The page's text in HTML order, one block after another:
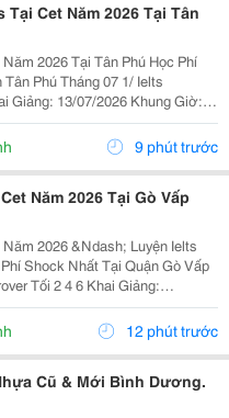
Cet Năm 2026 Tại Tân
2026 Tại Tân Phú Học Phí
07 1/ Ielts
9 phút trước
Năm 2026 Tại Gò Vấp
2026 &Ndash; Luyện Ielts
Ielts...
12 phút trước
Cũ & Mới Bình Dương.